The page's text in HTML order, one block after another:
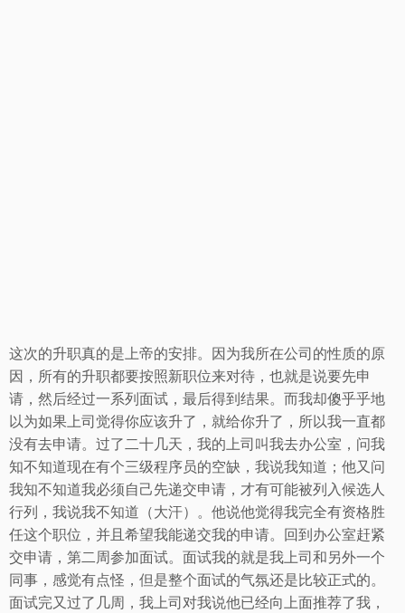
这次的升职真的是上帝的安排。因为我所在公司的性质的原
因，所有的升职都要按照新职位来对待，也就是说要先申
请，然后经过一系列面试，最后得到结果。而我却傻乎乎地
以为如果上司觉得你应该升了，就给你升了，所以我一直都
没有去申请。过了二十几天，我的上司叫我去办公室，问我
知不知道现在有个三级程序员的空缺，我说我知道；他又问
我知不知道我必须自己先递交申请，才有可能被列入候选人
行列，我说我不知道（大汗）。他说他觉得我完全有资格胜
任这个职位，并且希望我能递交我的申请。回到办公室赶紧
交申请，第二周参加面试。面试我的就是我上司和另外一个
同事，感觉有点怪，但是整个面试的气氛还是比较正式的。
面试完又过了几周，我上司对我说他已经向上面推荐了我，